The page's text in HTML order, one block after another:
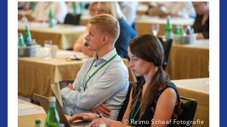
© Reimo Schaaf Fotografie